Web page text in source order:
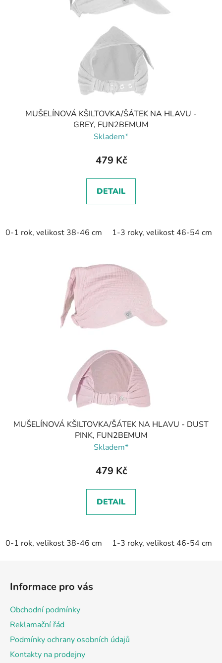
MUŠELÍNOVÁ KŠILTOVKA/ŠÁTEK NA HLAVU -
GREY, FUN2BEMUM
Skladem*
479 Kč
DETAIL
0-1 rok, velikost 38-46 cm 1-3 roky, velikost 46-54 cm
MUŠELÍNOVÁ KŠILTOVKA/ŠÁTEK NA HLAVU - DUST
PINK, FUN2BEMUM
Skladem*
479 Kč
DETAIL
0-1 rok, velikost 38-46 cm 1-3 roky, velikost 46-54 cm
Informace pro vás
Obchodní podmínky
Reklamační řád
Podmínky ochrany osobních údajů
Kontakty na prodejny